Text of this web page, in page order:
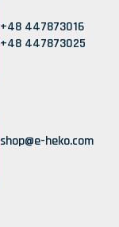
+48 447873016
+48 447873025
shop@e-heko.com